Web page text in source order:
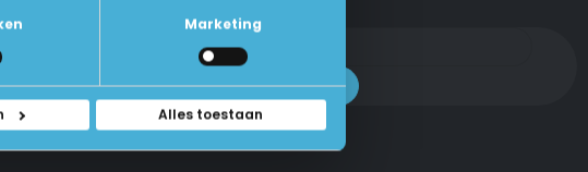
Marketing
Alles toestaan